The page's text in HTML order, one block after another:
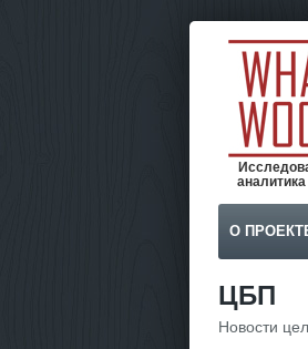
О
ЦБП
Новости